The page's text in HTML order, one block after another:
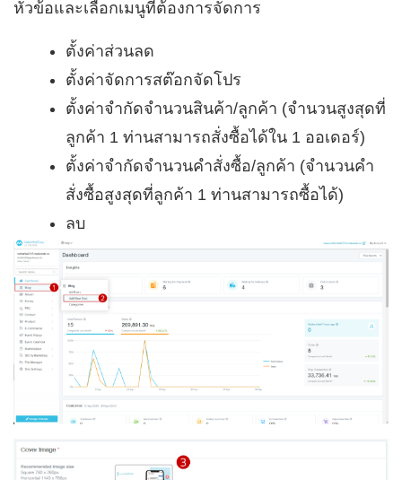
หัวข้อและเลือกเมนูที่ต้องการจัดการ
ตั้งค่าส่วนลด
ตั้งค่าจัดการสต๊อกจัดโปร
ตั้งค่าจำกัดจำนวนสินค้า/ลูกค้า (จำนวนสูงสุดที่
ลูกค้า 1 ท่านสามารถสั่งซื้อได้ใน 1 ออเดอร์)
ตั้งค่าจำกัดจำนวนคำสั่งซื้อ/ลูกค้า (จำนวนคำ
สั่งซื้อสูงสุดที่ลูกค้า 1 ท่านสามารถซื้อได้)
ลบ